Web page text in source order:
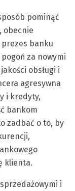
pominąć
obecnie
prezes banku
za nowymi
obsługi i
agresywna
i kredyty,
bankom
zadbać o to, by
klienta.
i